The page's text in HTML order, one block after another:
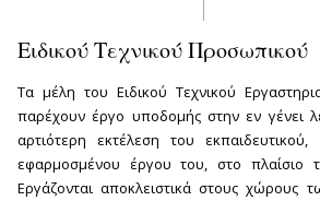
Ειδικού Τεχνικού Προσωπικού
Τα μέλη του Ειδικού Τεχνικού
παρέχουν έργο υποδομής στην εν γένει
αρτιότερη εκτέλεση του
εφαρμοσμένου έργου του, στο πλαίσιο
Εργάζονται αποκλειστικά στους χώρους